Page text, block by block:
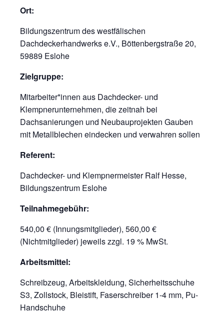
Ort:
Bildungszentrum des westfälischen
Dachdeckerhandwerks e.V., Böttenbergstraße 20,
59889 Eslohe
Zielgruppe:
Mitarbeiter*innen aus Dachdecker- und
Klempnerunternehmen, die zeitnah bei
Dachsanierungen und Neubauprojekten Gauben
mit Metallblechen eindecken und verwahren sollen
Referent:
Dachdecker- und Klempnermeister Ralf Hesse,
Bildungszentrum Eslohe
Teilnahmegebühr:
540,00 € (Innungsmitglieder), 560,00 €
(Nichtmitglieder) jeweils zzgl. 19 % MwSt.
Arbeitsmittel:
Schreibzeug, Arbeitskleidung, Sicherheitsschuhe
S3, Zollstock, Bleistift, Faserschreiber 1-4 mm, Pu-
Handschuhe